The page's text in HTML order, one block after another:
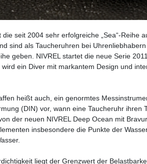
seit 2004 sehr erfolgreiche „Sea“-Reihe
sind als Taucheruhren bei
geben. NIVREL startet die neue Serie
ein Diver mit markantem Design und
heißt auch, ein genormtes
(DIN) vor, wann eine Taucheruhr
der neuen NIVREL Deep Ocean mit
insbesondere die Punkte der
liegt der Grenzwert der